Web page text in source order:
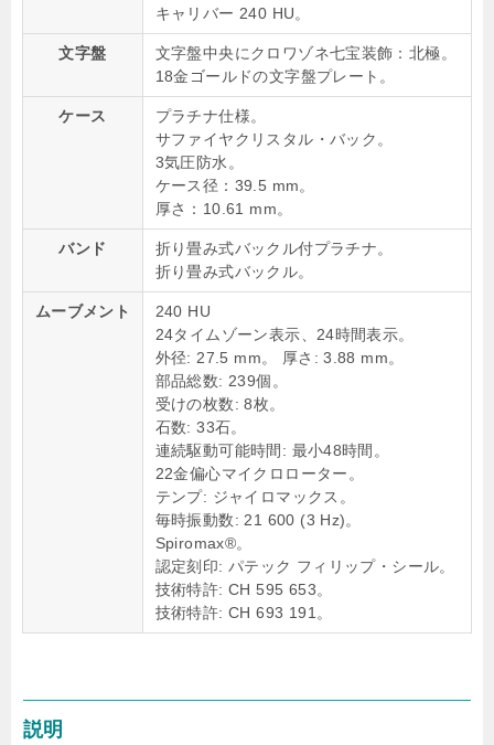
キャリバー 240 HU。
文字盤
文字盤中央にクロワゾネ七宝装飾：北極。
18金ゴールドの文字盤プレート。
ケース
プラチナ仕様。
サファイヤクリスタル・バック。
3気圧防水。
ケース径：39.5 mm。
厚さ：10.61 mm。
バンド
折り畳み式バックル付プラチナ。
折り畳み式バックル。
ムーブメント
240 HU
24タイムゾーン表示、24時間表示。
外径: 27.5 mm。 厚さ: 3.88 mm。
部品総数: 239個。
受けの枚数: 8枚。
石数: 33石。
連続駆動可能時間: 最小48時間。
22金偏心マイクロローター。
テンプ: ジャイロマックス。
毎時振動数: 21 600 (3 Hz)。
Spiromax®。
認定刻印: パテック フィリップ・シール。
技術特許: CH 595 653。
技術特許: CH 693 191。
説明